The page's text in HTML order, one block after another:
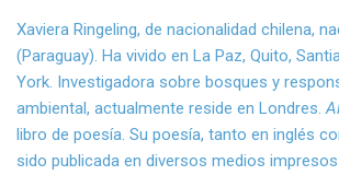
Xaviera Ringeling, de nacionalidad chilena,
(Paraguay). Ha vivido en La Paz, Quito,
York. Investigadora sobre bosques y
ambiental, actualmente reside en Londres.
libro de poesía. Su poesía, tanto en inglés
sido publicada en diversos medios impresos